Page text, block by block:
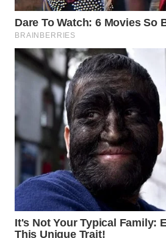
WN
LABUANBAJO
WN
BORNEO
Wahana
Media
Group
WAHANA
NEWS
WAHANA
TANI